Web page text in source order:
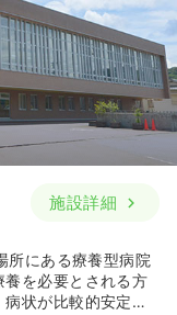
施設詳細
にある療養型病院
を必要とされる方
状が比較的安定さ